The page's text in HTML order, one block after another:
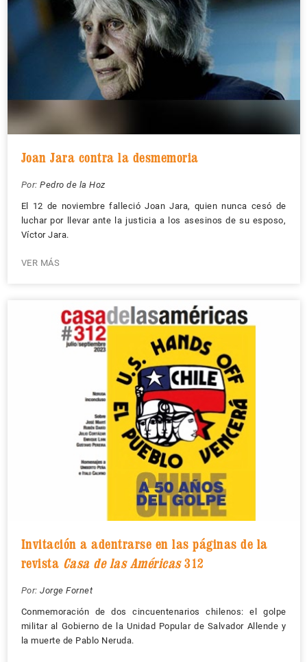
Joan Jara contra la desmemoria
Por: Pedro de la Hoz
El 12 de noviembre falleció Joan Jara, quien nunca cesó de
luchar por llevar ante la justicia a los asesinos de su esposo,
Víctor Jara.
VER MÁS
Invitación a adentrarse en las páginas de la
revista Casa de las Américas312
Por: Jorge Fornet
Conmemoración de dos cincuentenarios chilenos: el golpe
militar al Gobierno de la Unidad Popular de Salvador Allende y
la muerte de Pablo Neruda.